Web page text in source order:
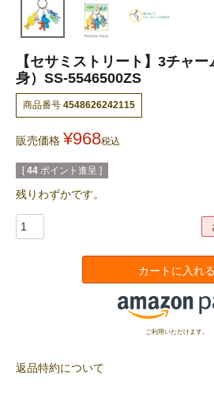
【セサミストリート】3チャ
身）SS-5546500ZS
商品番号 4548626242115
販売価格 ¥968税込
[ 44 ポイント進呈 ]
残りわずかです。
カートに入れる
ご利用いただけます。
返品特約について